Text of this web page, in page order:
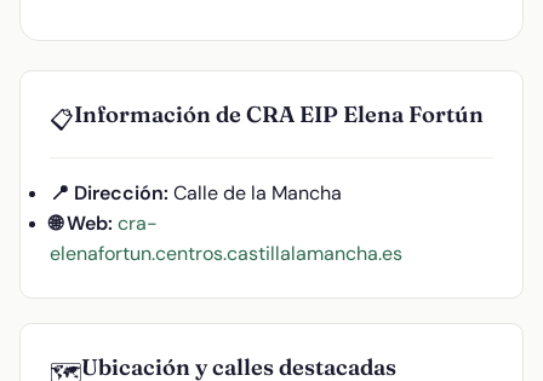
📋Información de CRA EIP Elena Fortún
📍 Dirección: Calle de la Mancha
🌐 Web: cra-
elenafortun.centros.castillalamancha.es
🗺️Ubicación y calles destacadas